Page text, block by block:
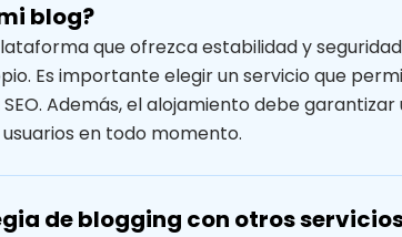
blog?
que ofrezca estabilidad y
Es importante elegir un servicio que
Además, el alojamiento debe garantizar
en todo momento.
de blogging con otros